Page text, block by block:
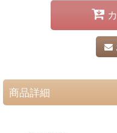
商品詳細